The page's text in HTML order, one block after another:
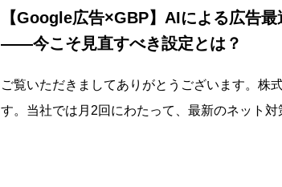
【Google広告×GBP】AIによる広告最
——今こそ見直すべき設定とは？
ご覧いただきましてありがとうございます。株
す。当社では月2回にわたって、最新のネット対